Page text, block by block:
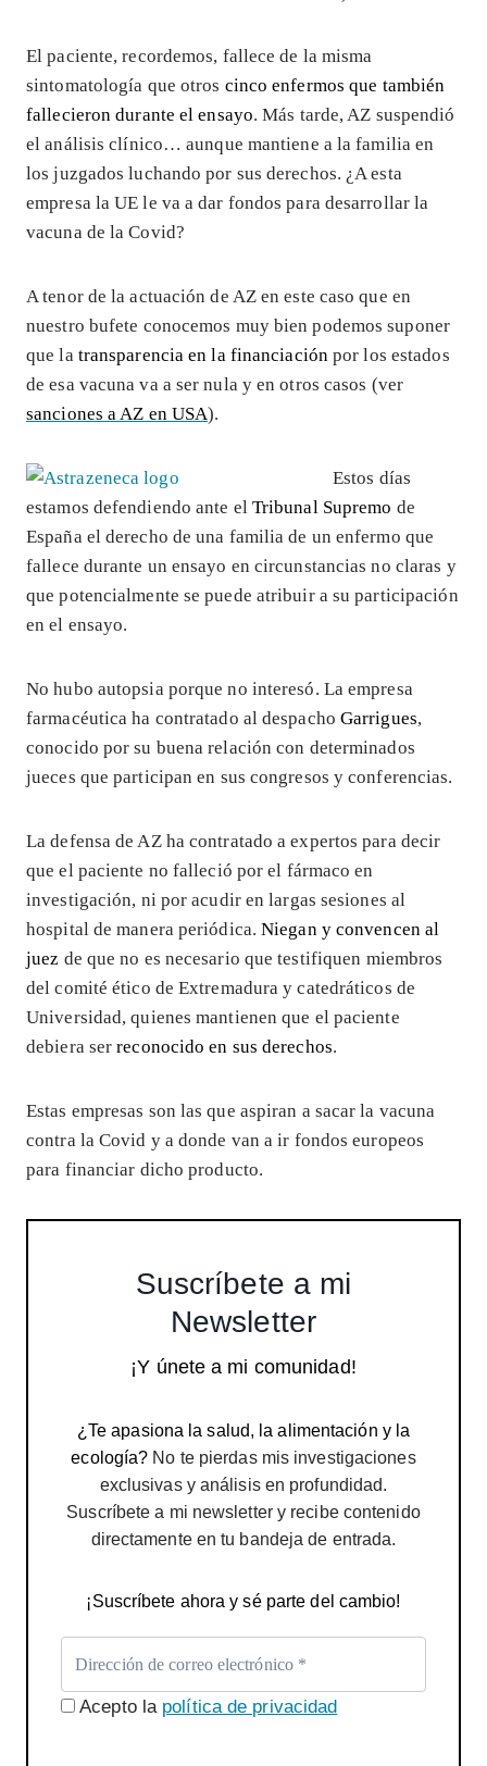
El paciente, recordemos, fallece de la misma
sintomatología que otros cinco enfermos que también
fallecieron durante el ensayo. Más tarde, AZ suspendió
el análisis clínico… aunque mantiene a la familia en
los juzgados luchando por sus derechos. ¿A esta
empresa la UE le va a dar fondos para desarrollar la
vacuna de la Covid?
A tenor de la actuación de AZ en este caso que en
nuestro bufete conocemos muy bien podemos suponer
que la transparencia en la financiación por los estados
de esa vacuna va a ser nula y en otros casos (ver
sanciones a AZ en USA).
Estos días
estamos defendiendo ante el Tribunal Supremo de
España el derecho de una familia de un enfermo que
fallece durante un ensayo en circunstancias no claras y
que potencialmente se puede atribuir a su participación
en el ensayo.
No hubo autopsia porque no interesó. La empresa
farmacéutica ha contratado al despacho Garrigues,
conocido por su buena relación con determinados
jueces que participan en sus congresos y conferencias.
La defensa de AZ ha contratado a expertos para decir
que el paciente no falleció por el fármaco en
investigación, ni por acudir en largas sesiones al
hospital de manera periódica.Niegan y convencen al
juez de que no es necesario que testifiquen miembros
del comité ético de Extremadura y catedráticos de
Universidad, quienes mantienen que el paciente
debiera serreconocido en sus derechos.
Estas empresas son las que aspiran a sacar la vacuna
contra la Covid y a donde van a ir fondos europeos
para financiar dicho producto.
Suscríbete a mi
Newsletter
¡Y únete a mi comunidad!
¿Te apasiona la salud, la alimentación y la
ecología? No te pierdas mis investigaciones
exclusivas y análisis en profundidad.
Suscríbete a mi newsletter y recibe contenido
directamente en tu bandeja de entrada.
¡Suscríbete ahora y sé parte del cambio!
Acepto la política de privacidad